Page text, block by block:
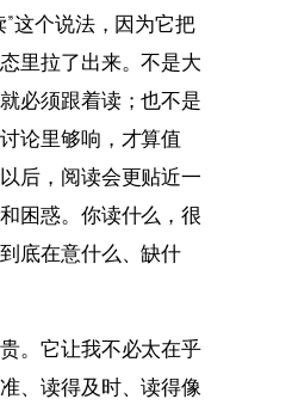
这个说法，因为它把
里拉了出来。不是大
必须跟着读；也不是
论里够响，才算值
后，阅读会更贴近一
困惑。你读什么，很
底在意什么、缺什
。它让我不必太在乎
、读得及时、读得像